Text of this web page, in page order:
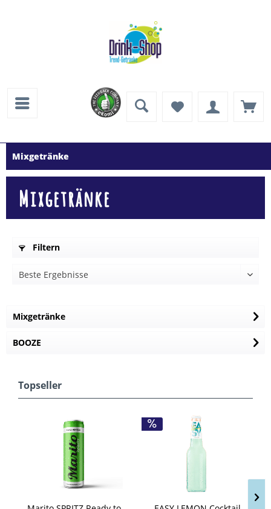
Mixgetränke
Mixgetränke
Filtern
Mixgetränke
BOOZE
Topseller